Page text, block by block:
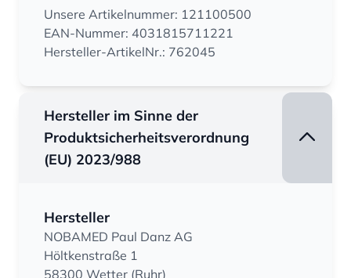
Unsere Artikelnummer: 121100500
EAN-Nummer: 4031815711221
Hersteller-ArtikelNr.: 762045
Hersteller im Sinne der
Produktsicherheitsverordnung
(EU) 2023/988
Hersteller
NOBAMED Paul Danz AG
Höltkenstraße 1
58300 Wetter (Ruhr)